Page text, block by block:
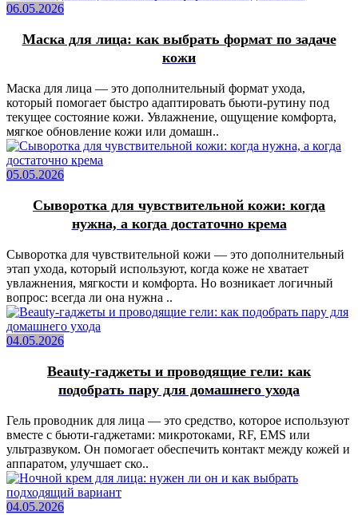
06.05.2026
Маска для лица: как выбрать формат по задаче
кожи
Маска для лица — это дополнительный формат ухода,
который помогает быстро адаптировать бьюти-рутину под
текущее состояние кожи. Увлажнение, ощущение комфорта,
мягкое обновление кожи или домашн..
05.05.2026
Сыворотка для чувствительной кожи: когда
нужна, а когда достаточно крема
Сыворотка для чувствительной кожи — это дополнительный
этап ухода, который используют, когда коже не хватает
увлажнения, мягкости и комфорта. Но возникает логичный
вопрос: всегда ли она нужна ..
04.05.2026
Beauty-гаджеты и проводящие гели: как
подобрать пару для домашнего ухода
Гель проводник для лица — это средство, которое используют
вместе с бьюти-гаджетами: микротоками, RF, EMS или
ультразвуком. Он помогает обеспечить контакт между кожей и
аппаратом, улучшает ско..
04.05.2026